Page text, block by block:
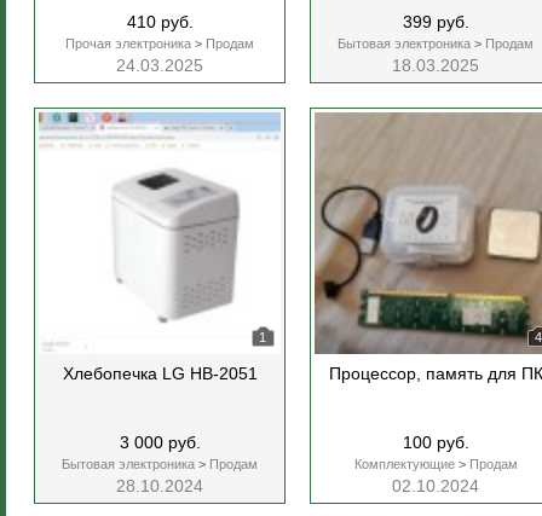
410 руб.
Прочая электроника > Продам
24.03.2025
399 руб.
Бытовая электроника > Продам
18.03.2025
1
Хлебопечка LG HB-2051
3 000 руб.
Бытовая электроника > Продам
28.10.2024
4
Процессор, память для ПК
100 руб.
Комплектующие >Продам
02.10.2024